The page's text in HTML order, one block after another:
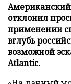
отклонил
применении
вглубь
возможной
Atlantic.